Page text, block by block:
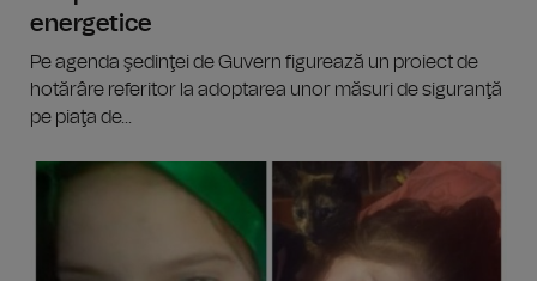
energetice
Pe agenda şedinţei de Guvern figurează un proiect de
hotărâre referitor la adoptarea unor măsuri de siguranţă
pe piaţa de...